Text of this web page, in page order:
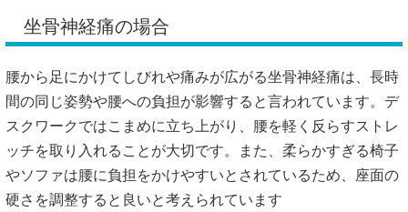
坐骨神経痛の場合
腰から足にかけてしびれや痛みが広がる坐骨神経痛は、長時
間の同じ姿勢や腰への負担が影響すると言われています。デ
スクワークではこまめに立ち上がり、腰を軽く反らすストレ
ッチを取り入れることが大切です。また、柔らかすぎる椅子
やソファは腰に負担をかけやすいとされているため、座面の
硬さを調整すると良いと考えられています